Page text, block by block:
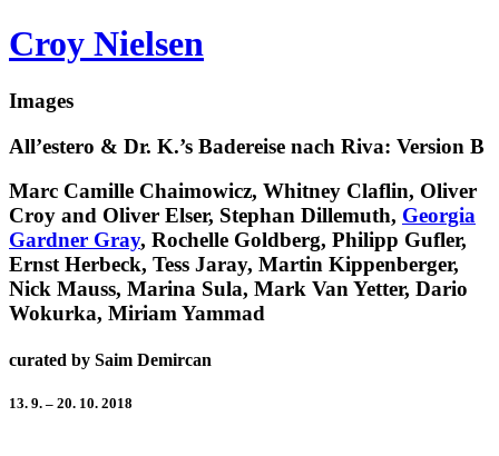
Croy Nielsen
Images
All’estero & Dr. K.’s Badereise nach Riva: Version B
Marc Camille Chaimowicz, Whitney Claflin, Oliver
Croy and Oliver Elser, Stephan Dillemuth, Georgia
Gardner Gray, Rochelle Goldberg, Philipp Gufler,
Ernst Herbeck, Tess Jaray, Martin Kippenberger,
Nick Mauss, Marina Sula, Mark Van Yetter, Dario
Wokurka, Miriam Yammad
curated by Saim Demircan
13. 9. – 20. 10. 2018